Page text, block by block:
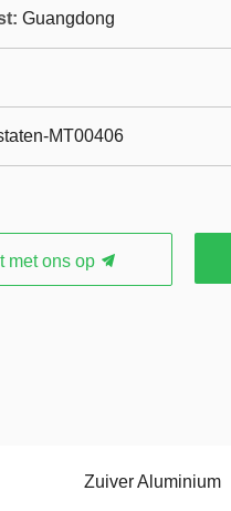
Guangdong
MT00406
met ons op
Zuiver Aluminium